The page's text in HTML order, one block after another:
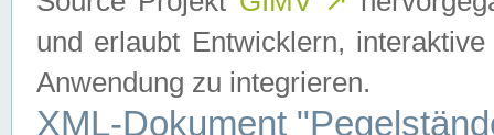
und erlaubt Entwicklern,
Anwendung zu integrieren.
XML-Dokument